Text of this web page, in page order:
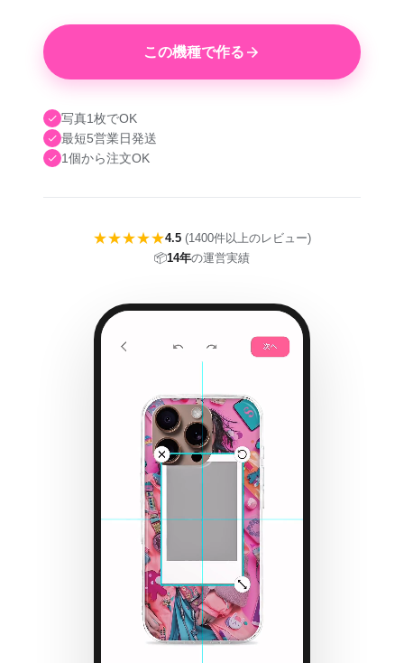
この機種で作る
写真1枚でOK
最短5営業日発送
1個から注文OK
★★★★★4.5 (1400件以上のレビュー)
📦14年の運営実績